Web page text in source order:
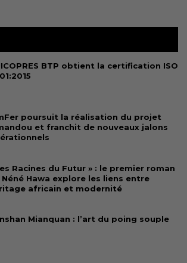
BTP obtient la certification ISO
poursuit la réalisation du projet
et franchit de nouveaux jalons
Racines du Futur » : le premier roman
Néné Hawa explore les liens entre
africain et modernité
Mianquan : l’art du poing souple